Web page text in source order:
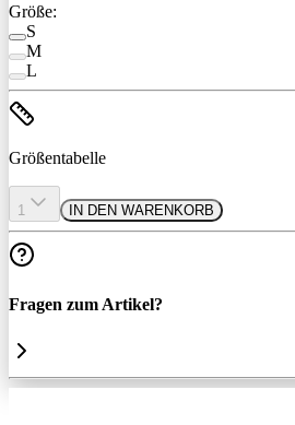
Größe:
S
M
L
Größentabelle
1 IN DEN WARENKORB
Fragen zum Artikel?